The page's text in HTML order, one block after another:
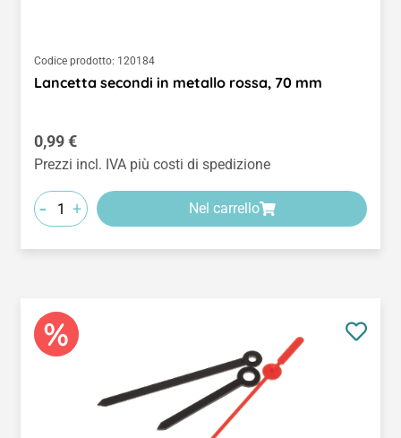
Codice prodotto: 120184
Lancetta secondi in metallo rossa, 70 mm
Prezzo normale:
0,99 €
Prezzi incl. IVA più costi di spedizione
- + Nel carrello